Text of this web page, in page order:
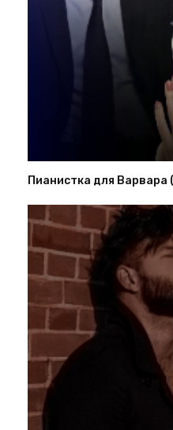
Пианистка для